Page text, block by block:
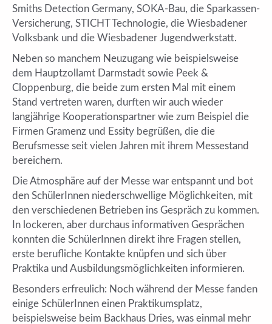
Smiths Detection Germany, SOKA-Bau, die Sparkassen-
Versicherung, STICHT Technologie, die Wiesbadener
Volksbank und die Wiesbadener Jugendwerkstatt.
Neben so manchem Neuzugang wie beispielsweise
dem Hauptzollamt Darmstadt sowie Peek &
Cloppenburg, die beide zum ersten Mal mit einem
Stand vertreten waren, durften wir auch wieder
langjährige Kooperationspartner wie zum Beispiel die
Firmen Gramenz und Essity begrüßen, die die
Berufsmesse seit vielen Jahren mit ihrem Messestand
bereichern.
Die Atmosphäre auf der Messe war entspannt und bot
den SchülerInnen niederschwellige Möglichkeiten, mit
den verschiedenen Betrieben ins Gespräch zu kommen.
In lockeren, aber durchaus informativen Gesprächen
konnten die SchülerInnen direkt ihre Fragen stellen,
erste berufliche Kontakte knüpfen und sich über
Praktika und Ausbildungsmöglichkeiten informieren.
Besonders erfreulich: Noch während der Messe fanden
einige SchülerInnen einen Praktikumsplatz,
beispielsweise beim Backhaus Dries, was einmal mehr